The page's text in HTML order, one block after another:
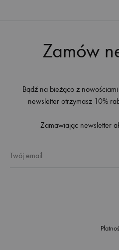
Zamów
Bądź na bieżąco z
newsletter otrzymasz 10%
Zamawiając newsletter